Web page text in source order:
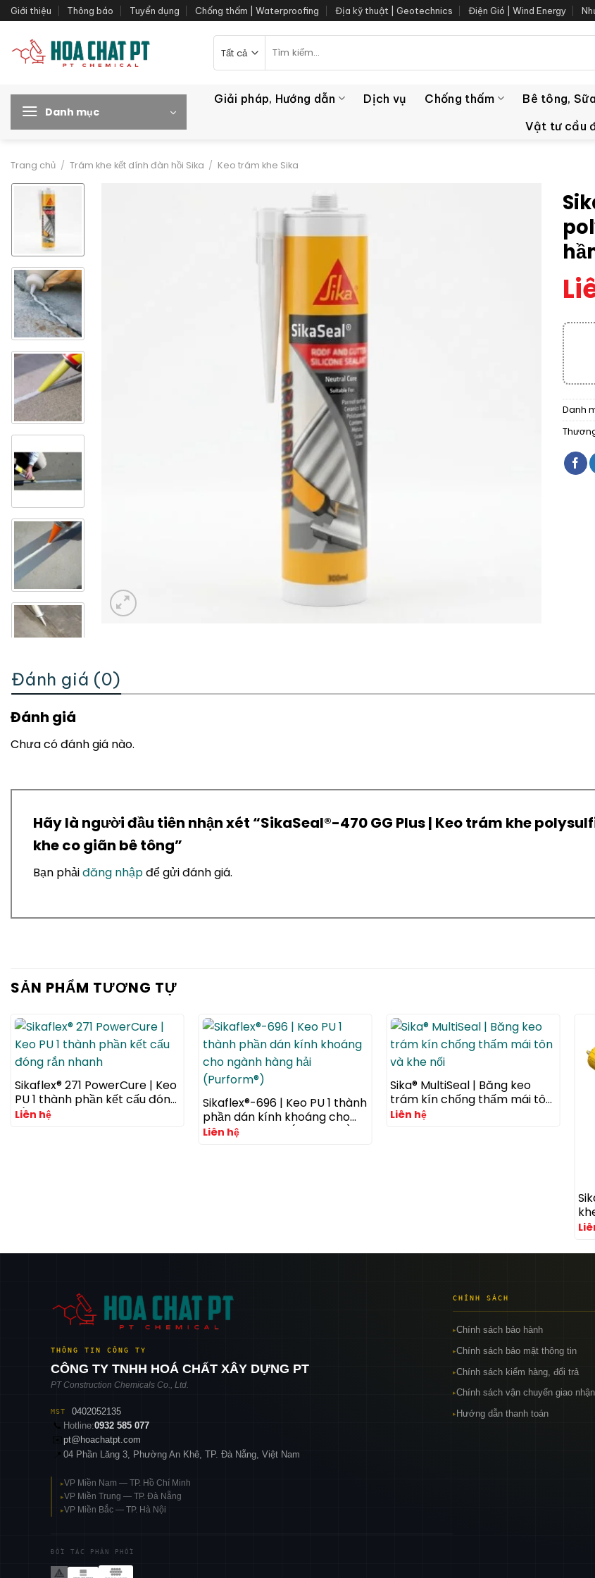
Bỏ
qua
dung
Giới thiệu Thông báo Tuyển dụng Chống thấm | Waterproofing Địa kỹ thuật | Geotechnics Điện Gió | Wind Energy
kiếm:
Danh mục
Giải pháp, Hướng dẫn Dịch vụ Chống thấm Bê tông,
Vật tư cầu
Trang chủ / Trám khe kết dính đàn hồi Sika / Keo trám khe Sika
Danh
Đánh giá (0)
Đánh giá
Chưa có đánh giá nào.
Hãy là người đầu tiên nhận xét “SikaSeal®-470 GG Plus | Keo trám khe
khe co giãn bê tông”
Bạn phảiđăng nhậpđể gửi đánh giá.
SẢN PHẨM TƯƠNG TỰ
Sikaflex® 271 PowerCure | Keo
PU 1 thành phần kết cấu đóng
rắn nhanh
Liên hệ
Sikaflex®-696 | Keo PU 1 thành
phần dán kính khoáng cho
ngành hàng hải (Purform®)
Liên hệ
Sika® MultiSeal | Băng keo
trám kín chống thấm mái tôn
và khe nối
Liên hệ
THÔNG TIN CÔNG TY
CÔNG TY TNHH HOÁ CHẤT XÂY DỰNG PT
PT Construction Chemicals Co., Ltd.
MST
0402052135
📞 Hotline:0932 585 077
✉️
pt@hoachatpt.com
04 Phần Lăng 3, Phường An Khê, TP. Đà Nẵng, Việt Nam
▸VP Miền Nam — TP. Hồ Chí Minh
▸VP Miền Trung — TP. Đà Nẵng
▸VP Miền Bắc — TP. Hà Nội
ĐỐI TÁC PHÂN PHỐI
CHÍNH SÁCH
▸Chính sách bảo hành
▸Chính sách bảo mật thông tin
▸Chính sách kiểm hàng, đổi trả
▸Chính sách vận chuyển giao nhận
▸ Hướng dẫn thanh toán